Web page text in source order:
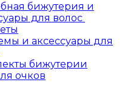
бижутерия и
для волос
и аксессуары для
бижутерии
очков